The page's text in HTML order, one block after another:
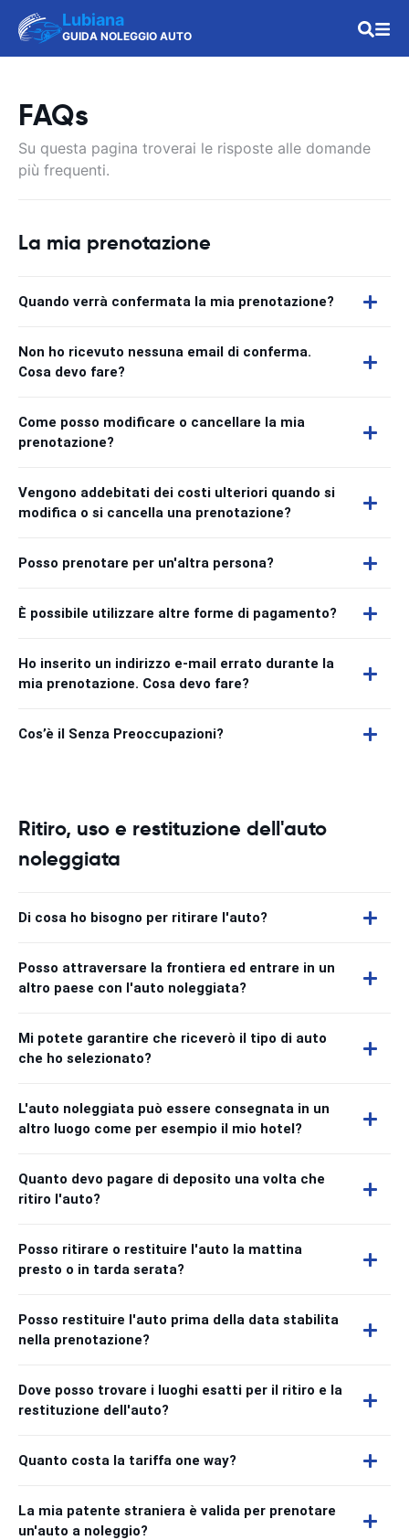
Lubiana
GUIDA NOLEGGIO AUTO
FAQs
Su questa pagina troverai le risposte alle domande
più frequenti.
La mia prenotazione
Quando verrà confermata la mia prenotazione?
Non ho ricevuto nessuna email di conferma.
Cosa devo fare?
Come posso modificare o cancellare la mia
prenotazione?
Vengono addebitati dei costi ulteriori quando si
modifica o si cancella una prenotazione?
Posso prenotare per un'altra persona?
È possibile utilizzare altre forme di pagamento?
Ho inserito un indirizzo e-mail errato durante la
mia prenotazione. Cosa devo fare?
Cos’è il Senza Preoccupazioni?
Ritiro, uso e restituzione dell'auto
noleggiata
Di cosa ho bisogno per ritirare l'auto?
Posso attraversare la frontiera ed entrare in un
altro paese con l'auto noleggiata?
Mi potete garantire che riceverò il tipo di auto
che ho selezionato?
L'auto noleggiata può essere consegnata in un
altro luogo come per esempio il mio hotel?
Quanto devo pagare di deposito una volta che
ritiro l'auto?
Posso ritirare o restituire l'auto la mattina
presto o in tarda serata?
Posso restituire l'auto prima della data stabilita
nella prenotazione?
Dove posso trovare i luoghi esatti per il ritiro e la
restituzione dell'auto?
Quanto costa la tariffa one way?
La mia patente straniera è valida per prenotare
un'auto a noleggio?